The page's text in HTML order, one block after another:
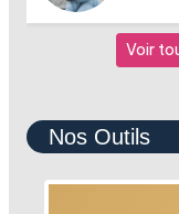
Voir
Nos Outils